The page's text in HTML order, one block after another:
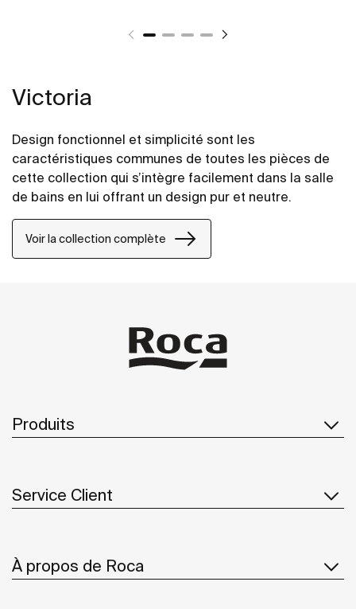
Victoria
Design fonctionnel et simplicité sont les
caractéristiques communes de toutes les pièces de
cette collection qui s’intègre facilement dans la salle
de bains en lui offrant un design pur et neutre.
Voir la collection complète
Produits
Service Client
À propos de Roca